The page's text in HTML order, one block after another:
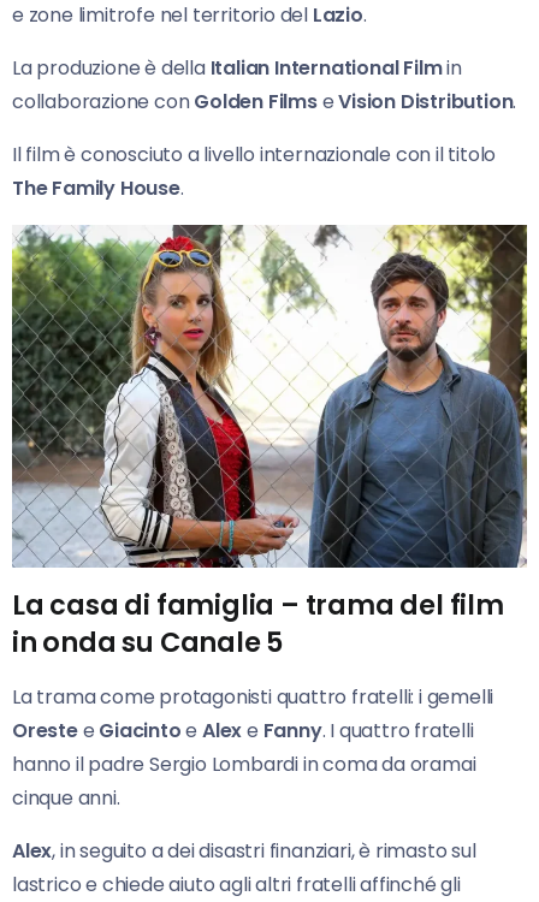
e zone limitrofe nel territorio del Lazio.
La produzione è dellaItalian International Filmin
collaborazione conGolden FilmseVision Distribution.
Il film è conosciuto a livello internazionale con il titolo
The Family House.
La casa di famiglia – trama del film
in onda su Canale 5
La trama come protagonisti quattro fratelli: i gemelli
Orestee GiacintoeAlexe Fanny. I quattro fratelli
hanno il padre Sergio Lombardi in coma da oramai
cinque anni.
Alex, in seguito a dei disastri finanziari, è rimasto sul
lastrico e chiede aiuto agli altri fratelli affinché gli